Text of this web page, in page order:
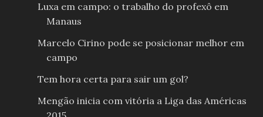
Luxa em campo: o trabalho do profexô em
Manaus
Marcelo Cirino pode se posicionar melhor em
campo
Tem hora certa para sair um gol?
Mengão inicia com vitória a Liga das Américas